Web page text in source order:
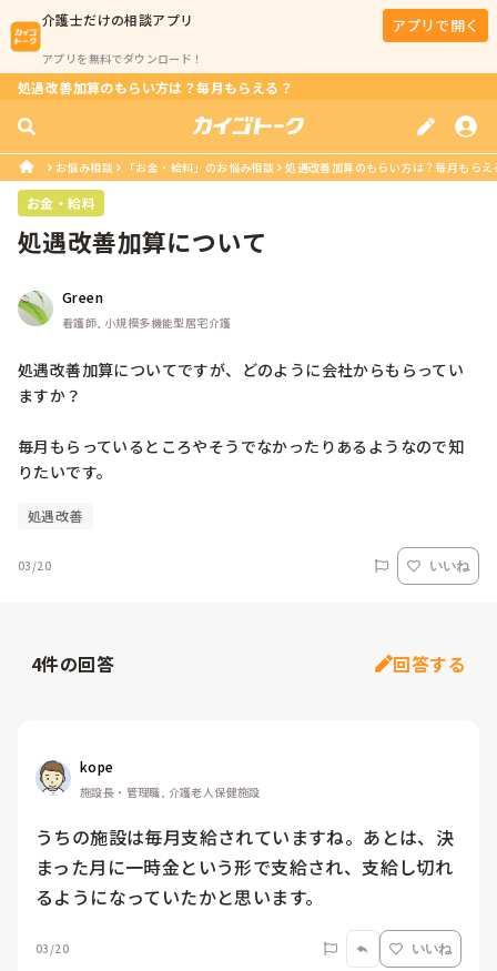
介護士だけの相談アプリ
アプリを無料でダウンロード！
アプリで開く
処遇改善加算のもらい方は？毎月もらえる？
お悩み相談 「お金・給料」のお悩み相談 処遇改善加算のもらい方は？毎月もらえ
お金・給料
処遇改善加算について
Green
看護師, 小規模多機能型居宅介護
処遇改善加算についてですが、どのように会社からもらってい
ますか？
毎月もらっているところやそうでなかったりあるようなので知
りたいです。
処遇改善
03/20 いいね
4件の回答 回答する
kope
施設長・管理職, 介護老人保健施設
うちの施設は毎月支給されていますね。あとは、決
まった月に一時金という形で支給され、支給し切れ
るようになっていたかと思います。
03/20 いいね